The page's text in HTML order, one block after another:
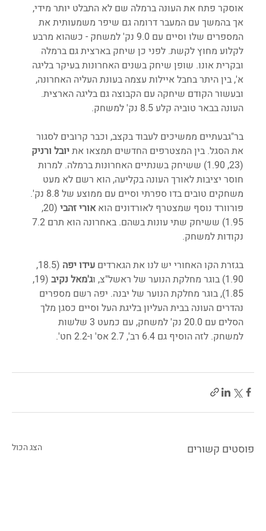
אוסקר פתח את העונה ברמלה שם לא התבלט יותר מידי,
אך בהמשך עם המעבר דרומה גם שיפר משמעותית את
המספרים שלו וסיים עם 9.0 נק' למשחק - כשהוא מרבע
לקלוע מחוץ לקשת. לפני כן שיחק בארצית גם ברמלה
ובקרית אונו. שופן שיחק בשנים האחרונות בעיקר בליגה
א', בין היתר בחבל איילות עצמה בעונת העליה האחרונה,
ובעשור הקודם שיחקה עם הקבוצה גם בליגה הארצית.
העונה בבאר טוביה קלע 8.5 נק' למשחק.
בר"גבעתיים ממשיכים לעבוד בקצב, וכבר קרובים לסגור
את הסגל. בין המצטרפים החדשים תמצאו את יובל ורניק
(23, 1.90) ששיחק בשנתיים האחרונות ברמלה. למרות
חוסר יציבות לאורך העונה בקליעה, הוא רשם לא מעט
משחקים טובים בדו ספרתי וסיים עם ממוצע של 8.8 נק'.
פורוורד נוסף שמצטרף לאורדונים הוא אורי זהבי
(20,
נקודות למשחק.
בגזרת הקו האחורי יש לנו את הגארדים עידו יפה
(18.5,
1.90) בוגר מחלקת הנוער של ראשל"צ, ו
ג'מאל נקיב
(19,
1.85), בוגר מחלקת הנוער של יבנה. יפה רשם מספרים
נהדרים העונה בבית העליון בליגת העל וסיים כסגן מלך
הסלים עם 20.0 נק' למשחק, עם כמעט 3 שלשות
למשחק. לזה הוסיף גם 6.4 רב', 2.7 אס' ו-2.2 חט'.
פוסטים קשורים הצג הכול